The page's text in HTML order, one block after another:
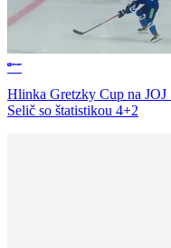
Hlinka Gretzky Cup na JOJ
Selič so štatistikou 4+2